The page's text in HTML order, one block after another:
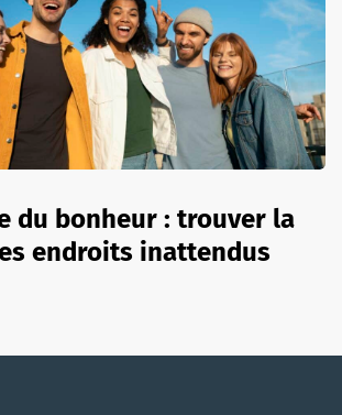
du bonheur : trouver la
endroits inattendus